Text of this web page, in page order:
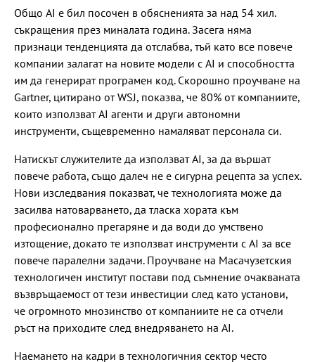
Общо AI е бил посочен в обясненията за над 54 хил.
съкращения през миналата година. Засега няма
признаци тенденцията да отслабва, тъй като все повече
компании залагат на новите модели с AI и способността
им да генерират програмен код. Скорошно проучване на
Gartner, цитирано от WSJ, показва, че 80% от компаниите,
които използват AI агенти и други автономни
инструменти, същевременно намаляват персонала си.
Натискът служителите да използват AI, за да вършат
повече работа, също далеч не е сигурна рецепта за успех.
Нови изследвания показват, че технологията може да
засилва натоварването, да тласка хората към
професионално прегаряне и да води до умствено
изтощение, докато те използват инструменти с AI за все
повече паралелни задачи. Проучване на Масачузетския
технологичен институт постави под съмнение очакваната
възвръщаемост от тези инвестиции след като установи,
че огромното мнозинство от компаниите не са отчели
ръст на приходите след внедряването на AI.
Наемането на кадри в технологичния сектор често